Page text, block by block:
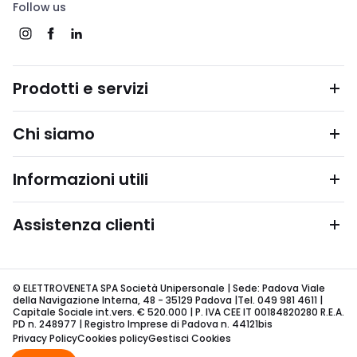
Follow us
Prodotti e servizi
Chi siamo
Informazioni utili
Assistenza clienti
© ELETTROVENETA SPA Società Unipersonale | Sede: Padova Viale
della Navigazione Interna, 48 - 35129 Padova |Tel. 049 981 4611 |
Capitale Sociale int.vers. € 520.000 | P. IVA CEE IT 00184820280 R.E.A.
PD n. 248977 | Registro Imprese di Padova n. 44121bis
Privacy PolicyCookies policyGestisci Cookies